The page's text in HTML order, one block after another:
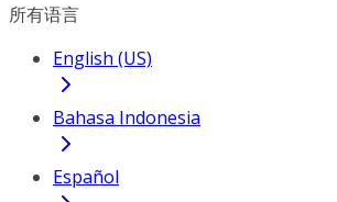
所有语言
English (US)
Bahasa Indonesia
Español